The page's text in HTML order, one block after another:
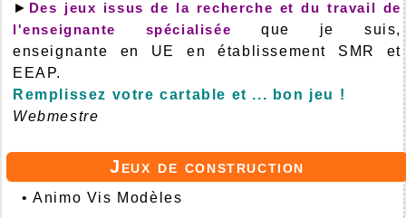
► Des jeux issus de la recherche et du travail de
l'enseignante spécialisée que je suis,
enseignante en UE en établissement SMR et
EEAP.
Remplissez votre cartable et ... bon jeu !
Webmestre
Jeux de construction
•Animo Vis Modèles